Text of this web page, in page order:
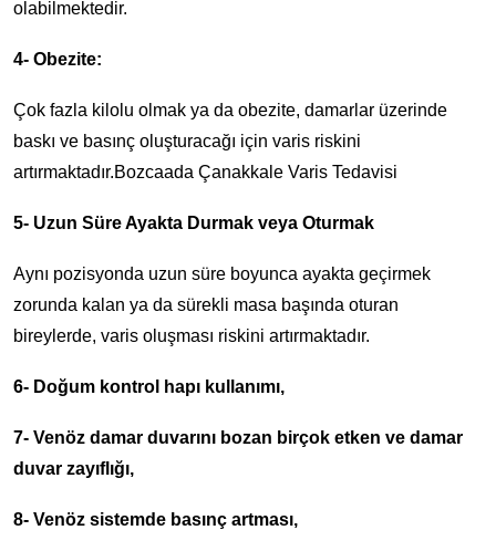
olabilmektedir.
4- Obezite:
Çok fazla kilolu olmak ya da obezite, damarlar üzerinde
baskı ve basınç oluşturacağı için varis riskini
artırmaktadır.Bozcaada Çanakkale Varis Tedavisi
5- Uzun Süre Ayakta Durmak veya Oturmak
Aynı pozisyonda uzun süre boyunca ayakta geçirmek
zorunda kalan ya da sürekli masa başında oturan
bireylerde, varis oluşması riskini artırmaktadır.
6- Doğum kontrol hapı kullanımı,
7- Venöz damar duvarını bozan birçok etken ve damar
duvar zayıflığı,
8- Venöz sistemde basınç artması,